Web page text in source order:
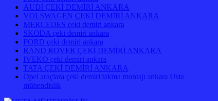
AUDİ ÇEKİ DEMİRİ ANKARA
VOLSWAGEN ÇEKİ DEMİRİ ANKARA
MERCEDES çeki demiri ankara
SKODA çeki demiri ankara
FORD çeki demiri ankara
RAND ROVER ÇEKİ DEMİRİ ANKARA
IVEKO çeki demiri ankara
TATA ÇEKİ DEMİRİ ANKARA
Opel araçlara çeki demiri takma montajı ankara Usta
mühendislik